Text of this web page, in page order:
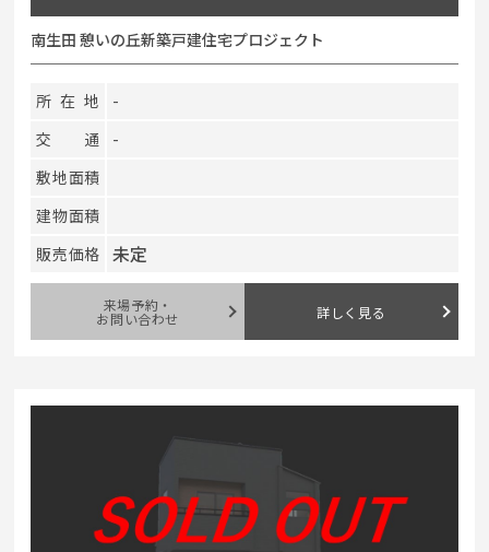
南生田 憩いの丘新築戸建住宅プロジェクト
所在地
-
交通
-
敷地面積
建物面積
販売価格
未定
来場予約・
お問い合わせ 詳しく見る